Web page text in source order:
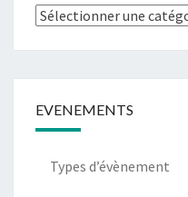
Types
EVENEMENTS
Types d’évènement